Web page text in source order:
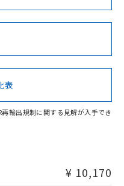
Cd Cr(VI)
性があります。
No No
格認証/適合状況ページへ
ージからご検索ください
表
輸出規制に関する見解が入手でき
¥ 10,170